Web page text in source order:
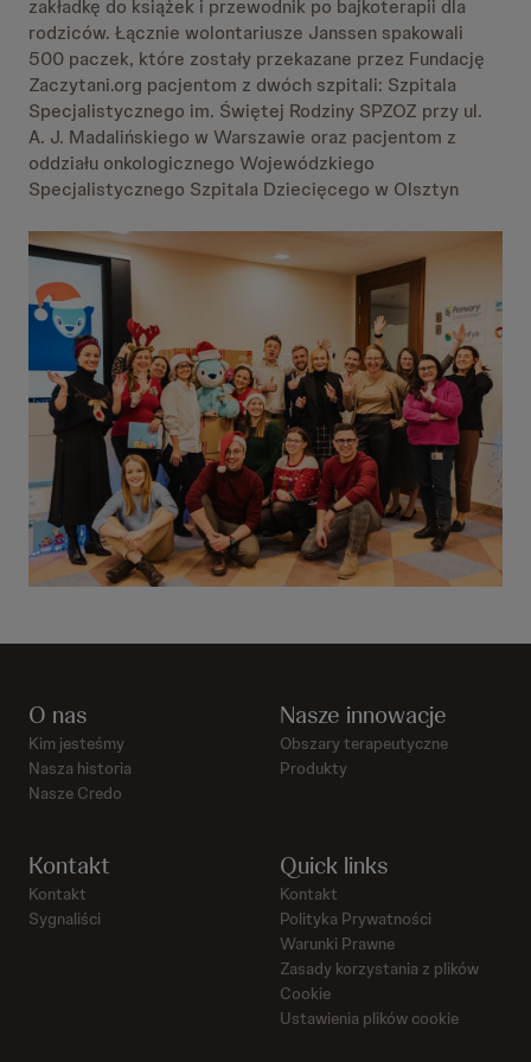
zakładkę do książek i przewodnik po bajkoterapii dla
rodziców. Łącznie wolontariusze Janssen spakowali
500 paczek, które zostały przekazane przez Fundację
Zaczytani.org pacjentom z dwóch szpitali: Szpitala
Specjalistycznego im. Świętej Rodziny SPZOZ przy ul.
A. J. Madalińskiego w Warszawie oraz pacjentom z
oddziału onkologicznego Wojewódzkiego
Specjalistycznego Szpitala Dziecięcego w Olsztyn
O nas
Kim jesteśmy
Nasza historia
Nasze Credo
Nasze innowacje
Obszary terapeutyczne
Produkty
Kontakt
Kontakt
Sygnaliści
Quick links
Kontakt
Polityka Prywatności
Warunki Prawne
Zasady korzystania z plików
Cookie
Ustawienia plików cookie